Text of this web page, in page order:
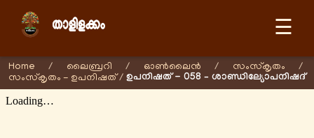
☰
Home / ലൈബ്രറി / ഓണ്‍ലൈന്‍ / സംസ്കൃതം
/
സംസ്കൃതം - ഉപനിഷത് / ഉപനിഷത് - 058 – ശാണ്ഡില്യോപനിഷദ്